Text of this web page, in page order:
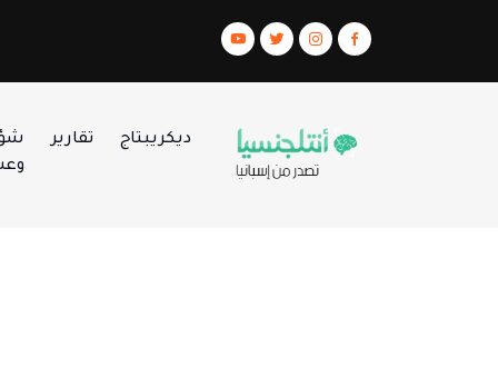
ديكريبتاج تقارير